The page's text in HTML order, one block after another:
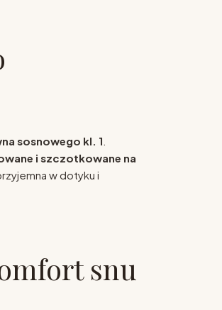
sosnowego kl. 1
i szczotkowane na
w dotyku i
snu